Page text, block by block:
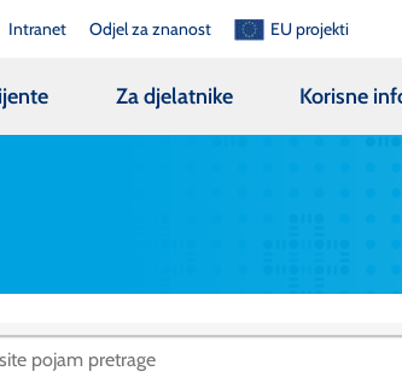
Intranet Odjel za znanost EU projekti
Za djelatnike Korisne